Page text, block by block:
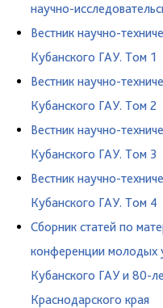
научно-
Вестник научно-
Кубанского ГАУ. Том 1
Вестник научно-
Кубанского ГАУ. Том 2
Вестник научно-
Кубанского ГАУ. Том 3
Вестник научно-
Кубанского ГАУ. Том 4
Сборник статей по
конференции молодых
Кубанского ГАУ и 80-
Краснодарского края